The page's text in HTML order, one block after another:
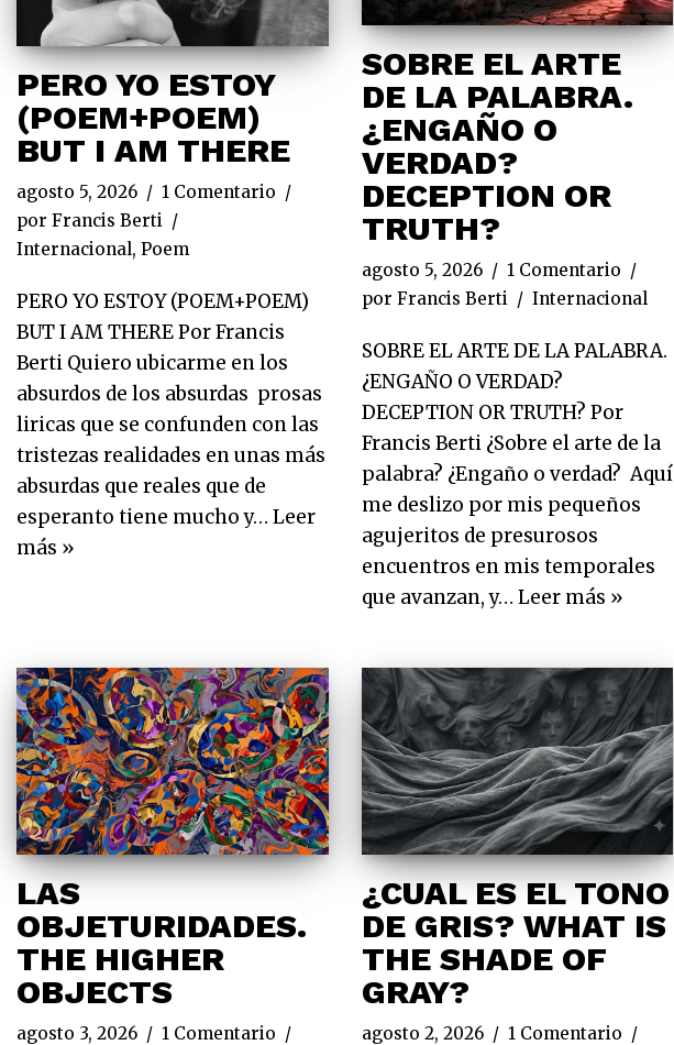
PERO YO ESTOY
(POEM+POEM)
BUT I AM THERE
agosto 5, 2026
1 Comentario
por Francis Berti
Internacional, Poem
PERO YO ESTOY (POEM+POEM)
BUT I AM THERE Por Francis
Berti Quiero ubicarme en los
absurdos de los absurdas prosas
liricas que se confunden con las
tristezas realidades en unas más
absurdas que reales que de
esperanto tiene mucho y… Leer
más »
SOBRE EL ARTE
DE LA PALABRA.
¿ENGAÑO O
VERDAD?
DECEPTION OR
TRUTH?
agosto 5, 2026
1 Comentario
por Francis Berti Internacional
SOBRE EL ARTE DE LA PALABRA.
¿ENGAÑO O VERDAD?
DECEPTION OR TRUTH? Por
Francis Berti ¿Sobre el arte de la
palabra? ¿Engaño o verdad? Aquí
me deslizo por mis pequeños
agujeritos de presurosos
encuentros en mis temporales
que avanzan, y… Leer más »
LAS
OBJETURIDADES.
THE HIGHER
OBJECTS
agosto 3, 2026
1 Comentario
¿CUAL ES EL TONO
DE GRIS? WHAT IS
THE SHADE OF
GRAY?
agosto 2, 2026
1 Comentario